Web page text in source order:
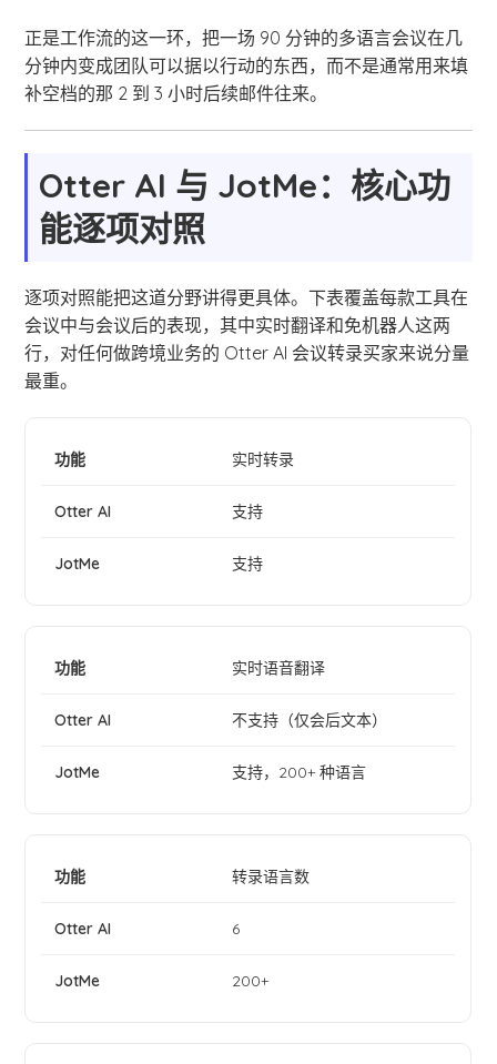
正是工作流的这一环，把一场 90 分钟的多语言会议在几
分钟内变成团队可以据以行动的东西，而不是通常用来填
补空档的那 2 到 3 小时后续邮件往来。
Otter AI 与 JotMe：核心功
能逐项对照
逐项对照能把这道分野讲得更具体。下表覆盖每款工具在
会议中与会议后的表现，其中实时翻译和免机器人这两
行，对任何做跨境业务的 Otter AI 会议转录买家来说分量
最重。
实时转录
支持
支持
实时语音翻译
不支持（仅会后文本）
支持，200+ 种语言
转录语言数
6
200+